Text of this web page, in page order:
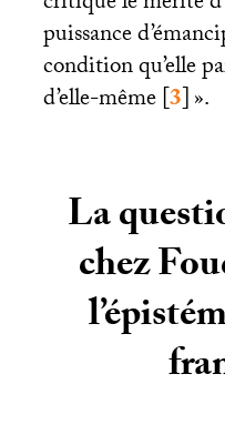
puissance
condition qu’elle
d’elle-même[3]».
La
chez